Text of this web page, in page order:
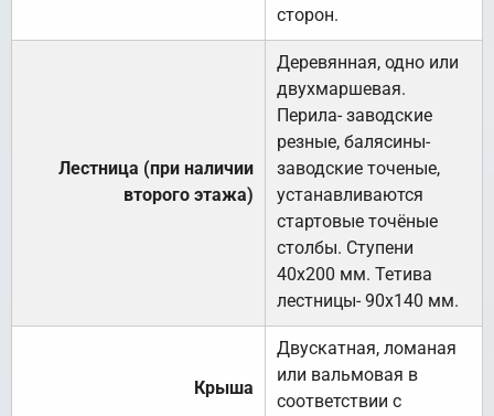
сторон.
Лестница (при наличии
второго этажа)
Деревянная, одно или
двухмаршевая.
Перила- заводские
резные, балясины-
заводские точеные,
устанавливаются
стартовые точёные
столбы. Ступени
40х200 мм. Тетива
лестницы- 90х140 мм.
Крыша
Двускатная, ломаная
или вальмовая в
соответствии с